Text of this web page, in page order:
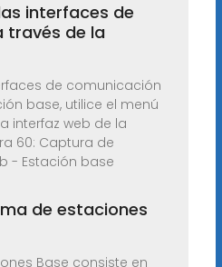
interfaces de
través de la
de comunicación
base, utilice el menú
interfaz web de la
60: Captura de
- Estación base
de estaciones
Base consiste en